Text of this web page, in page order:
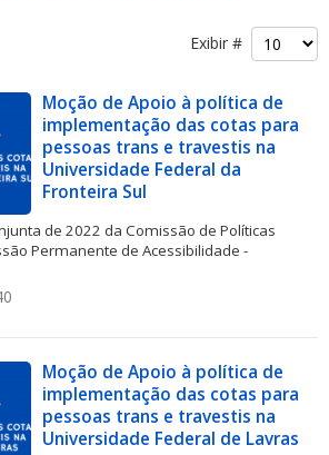
Exibir #
Moção de Apoio à política de
implementação das cotas para
pessoas trans e travestis na
Universidade Federal da
Fronteira Sul
de 2022 da Comissão de Políticas
Permanente de Acessibilidade -
Moção de Apoio à política de
implementação das cotas para
pessoas trans e travestis na
Universidade Federal de Lavras